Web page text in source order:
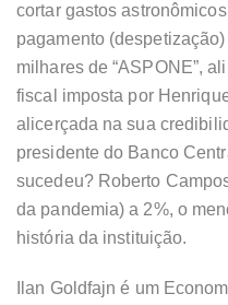
cortar gastos
pagamento
milhares de “ASPONE”,
fiscal imposta por
alicerçada na sua
presidente do Banco
sucedeu? Roberto
da pandemia) a 2%, o
história da instituição.
Ilan Goldfajn é um